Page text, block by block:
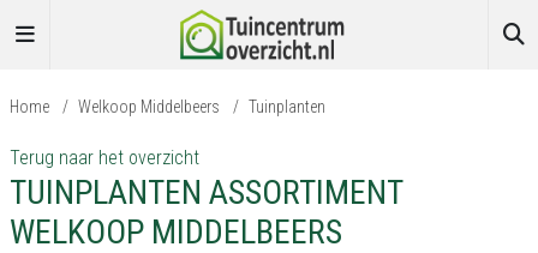
Home / Welkoop Middelbeers / Tuinplanten
Terug naar het overzicht
TUINPLANTEN ASSORTIMENT
WELKOOP MIDDELBEERS